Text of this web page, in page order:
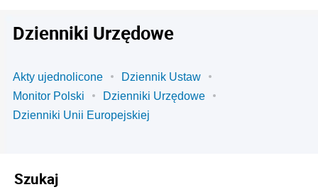
Dzienniki Urzędowe
Akty ujednolicone
Dziennik Ustaw
Monitor Polski
Dzienniki Urzędowe
Dzienniki Unii Europejskiej
Szukaj